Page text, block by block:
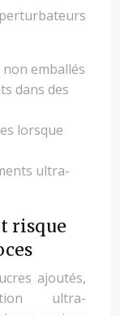
emballés
dans des
lorsque
ultra-
risque
ajoutés,
ultra-